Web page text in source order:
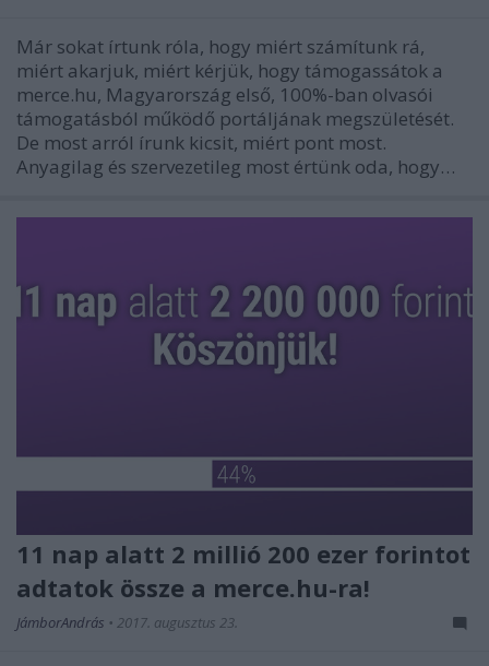
Már sokat írtunk róla, hogy miért számítunk rá,
miért akarjuk, miért kérjük, hogy támogassátok a
merce.hu, Magyarország első, 100%-ban olvasói
támogatásból működő portáljának megszületését.
De most arról írunk kicsit, miért pont most.
Anyagilag és szervezetileg most értünk oda, hogy…
11 nap alatt 2 millió 200 ezer forintot
adtatok össze a merce.hu-ra!
JámborAndrás • 2017. augusztus 23.